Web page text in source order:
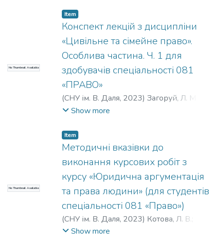
Сєрєбряк, С. В.
Кудрявцев, К. В.
No Thumbnail Available
Item
Конспект лекцій з дисципліни
«Цивільне та сімейне право».
Особлива частина. Ч. 1 для
здобувачів спеціальності 081
«ПРАВО»
(СНУ ім. В. Даля, 2023) Загоруй, Л. М.
Капліна, Г. А.;
Show more
No Thumbnail Available
Item
Методичні вказівки до
виконання курсових робіт з
курсу «Юридична аргументація
та права людини» (для студентів
спеціальності 081 «Право»)
(СНУ ім. В. Даля, 2023) Котова, Л. В.
Арсентьєва, О. С.
Show more